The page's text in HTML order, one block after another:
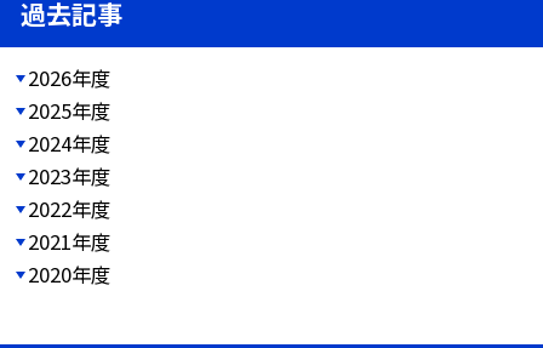
過去記事
2026年度
2025年度
2024年度
2023年度
2022年度
2021年度
2020年度